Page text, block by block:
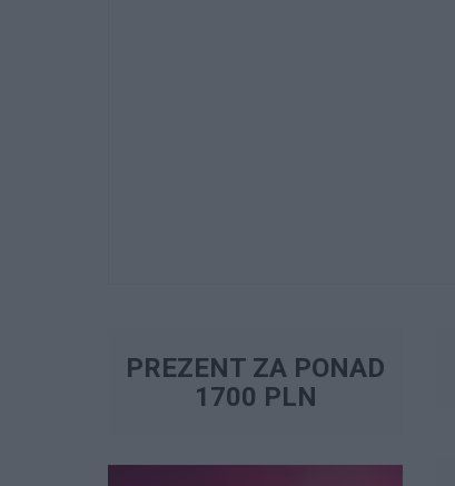
PREZENT ZA PONAD
1700 PLN